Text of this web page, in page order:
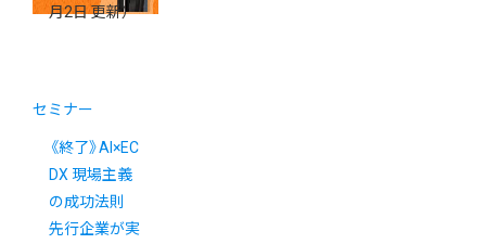
月2日 更新）
セミナー
《終了》AI×EC
DX 現場主義
の成功法則
先行企業が実